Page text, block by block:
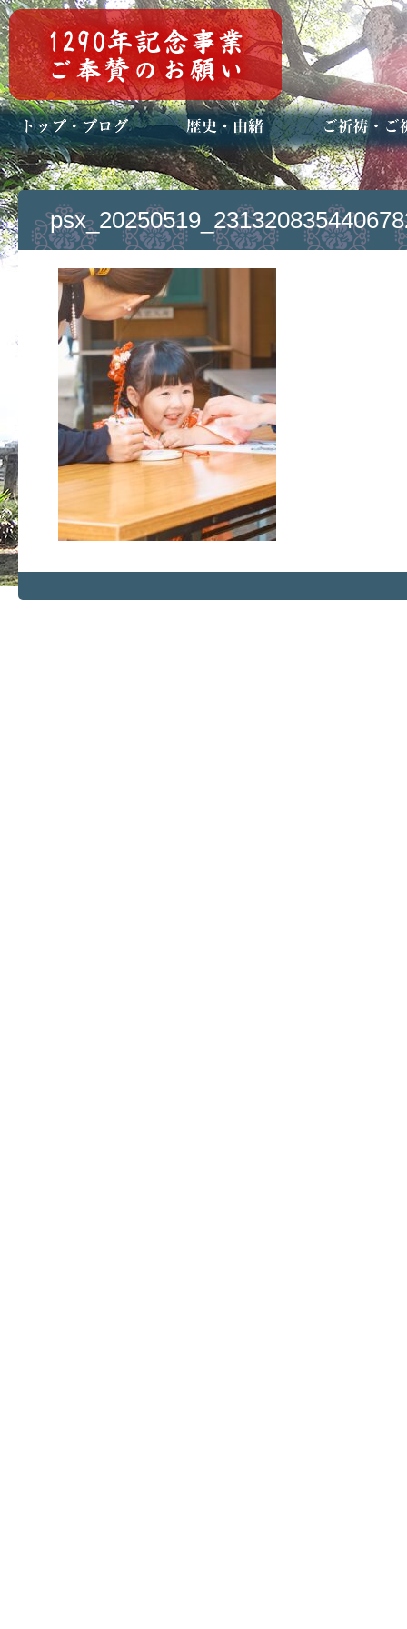
トップページ
ブログ(日々八百万)
お知らせ一覧 歴史・ご祭神
年中行事
メディア掲載 ご祈祷・ご祈
安産祈願
初宮参り
七五三詣
長寿のお祝い
神前結婚式
厄祓い・方位
車のお祓い
地鎮祭
神葬祭（神式